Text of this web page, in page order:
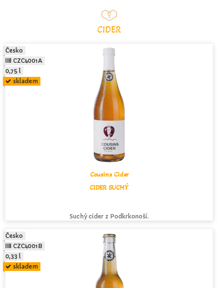
CIDER
Cousins Cider
CIDER SUCHÝ
Suchý cider z Podkrkonoší.
Česko
CZC4001A
0,75 l
skladem
Česko
CZC4001B
0,33 l
skladem